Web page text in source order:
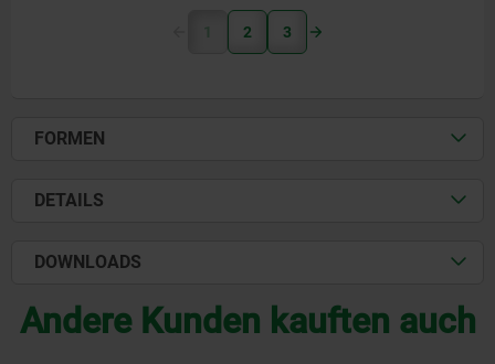
1 2 3
FORMEN
DETAILS
DOWNLOADS
Andere Kunden kauften auch